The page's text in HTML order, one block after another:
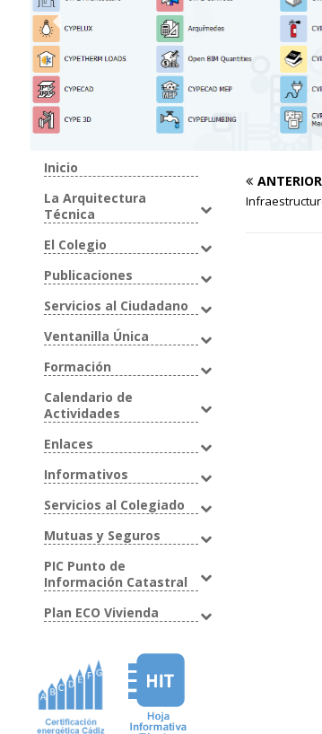
ANTERIOR
Inicio
La Arquitectura
Técnica
El Colegio
Publicaciones
Servicios al Ciudadano
Ventanilla Única
Formación
Calendario de
Actividades
Enlaces
Informativos
Servicios al Colegiado
Mutuas y Seguros
PIC Punto de
Información Catastral
Plan ECO Vivienda